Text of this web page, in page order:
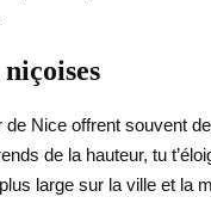
de Nice offrent souvent
de la hauteur, tu
large sur la ville et la